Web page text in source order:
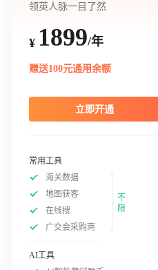
领英人脉一目了然
¥ 1899/年
赠送100元通用余额
立即开通
常用工具
海关数据
地图获客
在线搜
广交会采购商
不
限
AI工具